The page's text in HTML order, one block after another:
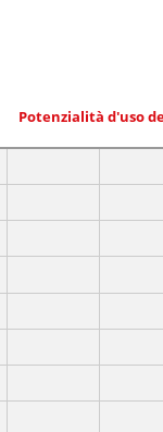
Potenzialità d'uso